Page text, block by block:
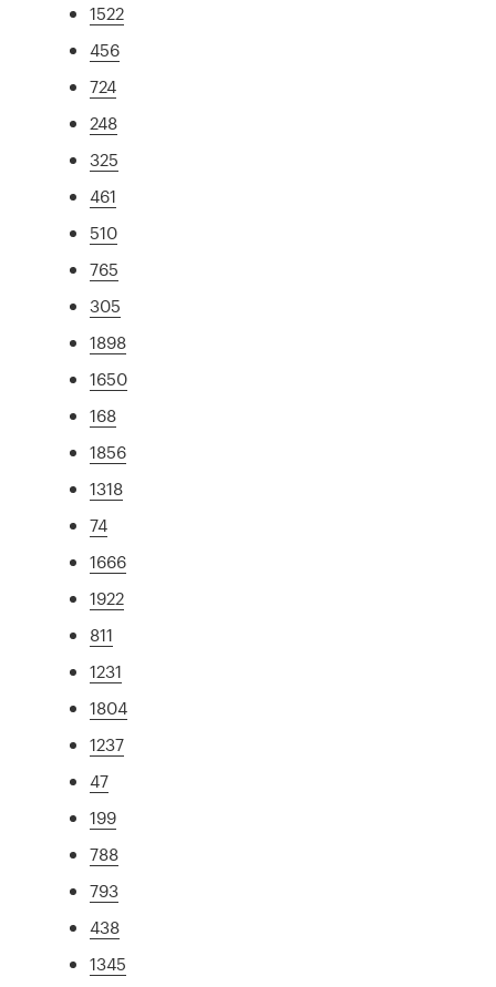
1522
456
724
248
325
461
510
765
305
1898
1650
168
1856
1318
74
1666
1922
811
1231
1804
1237
47
199
788
793
438
1345